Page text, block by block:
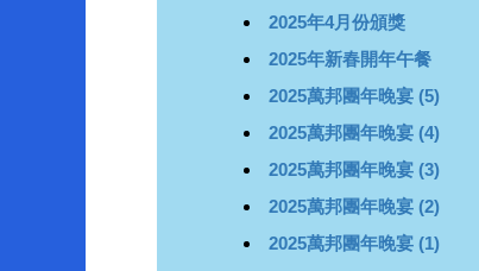
2025年4月份頒獎
2025年新春開年午餐
2025萬邦團年晚宴 (5)
2025萬邦團年晚宴 (4)
2025萬邦團年晚宴 (3)
2025萬邦團年晚宴 (2)
2025萬邦團年晚宴 (1)